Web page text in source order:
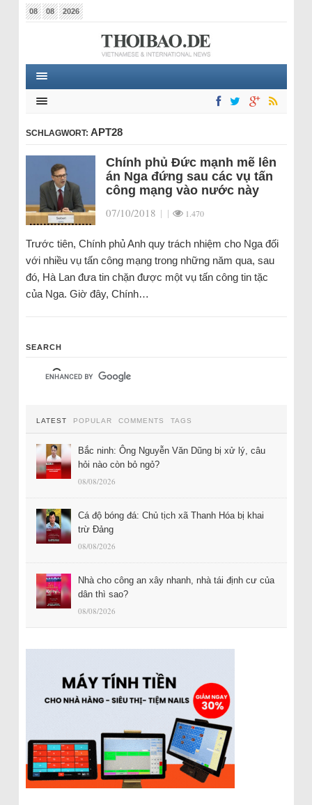
08 08 2026
SCHLAGWORT: APT28
Chính phủ Đức mạnh mẽ lên
án Nga đứng sau các vụ tấn
công mạng vào nước này
07/10/2018 | | 1.470
Trước tiên, Chính phủ Anh quy trách nhiệm cho Nga đối
với nhiều vụ tấn công mạng trong những năm qua, sau
đó, Hà Lan đưa tin chặn được một vụ tấn công tin tặc
của Nga. Giờ đây, Chính…
SEARCH
LATEST POPULAR COMMENTS TAGS
Bắc ninh: Ông Nguyễn Văn Dũng bị xử lý, câu
hỏi nào còn bỏ ngỏ?
08/08/2026
Cá độ bóng đá: Chủ tịch xã Thanh Hóa bị khai
trừ Đảng
08/08/2026
Nhà cho công an xây nhanh, nhà tái định cư của
dân thì sao?
08/08/2026